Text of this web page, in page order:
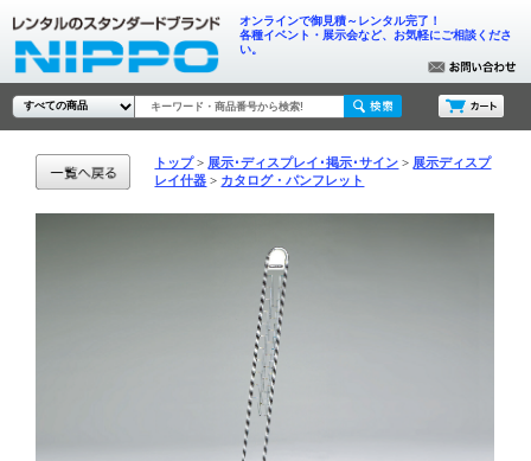
オンラインで御見積～レンタル完了！
各種イベント・展示会など、お気軽にご相談くださ
い。
トップ 展示･ディスプレイ･掲示･サイン
展示ディスプ
レイ什器
カタログ・パンフレット